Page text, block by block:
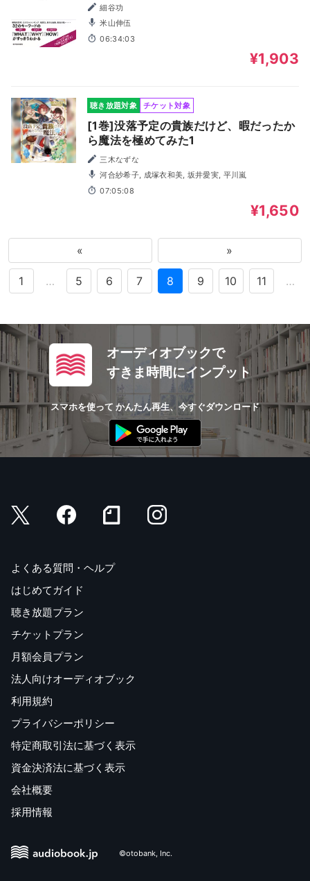
細谷功
米山伸伍
06:34:03
¥1,903
聴き放題対象 チケット対象
[1巻]没落予定の貴族だけど、暇だったか
ら魔法を極めてみた1
三木なずな
河合紗希子, 成塚衣和美, 坂井愛実, 平川嵐
07:05:08
¥1,650
« »
1 … 5 6 7 8 9 10 11 …
オーディオブックで
すきま時間にインプット
スマホを使って かんたん再生、今すぐダウンロード
よくある質問・ヘルプ
はじめてガイド
聴き放題プラン
チケットプラン
月額会員プラン
法人向けオーディオブック
利用規約
プライバシーポリシー
特定商取引法に基づく表示
資金決済法に基づく表示
会社概要
採用情報
©otobank, Inc.